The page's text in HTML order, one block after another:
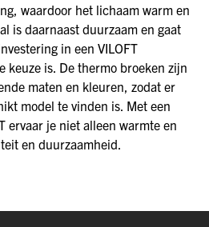
waardoor het lichaam warm en
is daarnaast duurzaam en gaat
in een VILOFT
keuze is. De thermo broeken zijn
maten en kleuren, zodat er
model te vinden is. Met een
ervaar je niet alleen warmte en
en duurzaamheid.